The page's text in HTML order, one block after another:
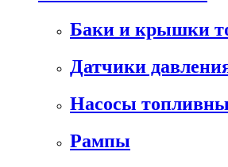
Баки и крышки
Датчики
Насосы
Рампы